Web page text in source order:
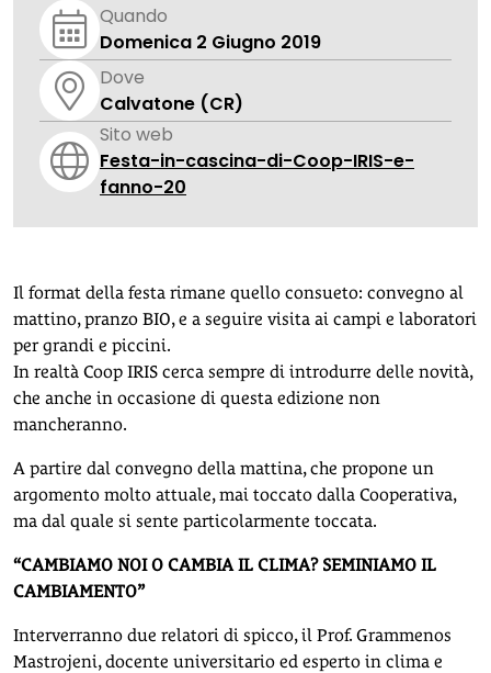
Quando
Domenica 2 Giugno 2019
Dove
Calvatone (CR)
Sito web
Festa-in-cascina-di-Coop-IRIS-e-
fanno-20
Il format della festa rimane quello consueto: convegno al
mattino, pranzo BIO, e a seguire visita ai campi e laboratori
per grandi e piccini.
In realtà Coop IRIS cerca sempre di introdurre delle novità,
che anche in occasione di questa edizione non
mancheranno.
A partire dal convegno della mattina, che propone un
argomento molto attuale, mai toccato dalla Cooperativa,
ma dal quale si sente particolarmente toccata.
“CAMBIAMO NOI O CAMBIA IL CLIMA? SEMINIAMO IL
CAMBIAMENTO”
Interverranno due relatori di spicco, il Prof. Grammenos
Mastrojeni, docente universitario ed esperto in clima e